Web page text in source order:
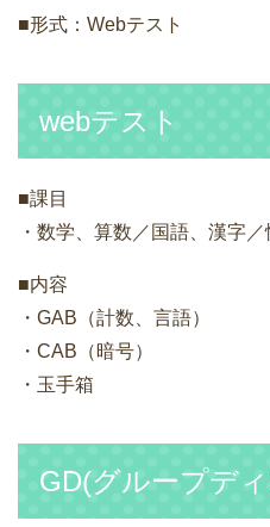
■形式：Webテスト
webテスト
■課目
・数学、算数／国語、漢字／
■内容
・GAB（計数、言語）
・CAB（暗号）
・玉手箱
GD(グループデ